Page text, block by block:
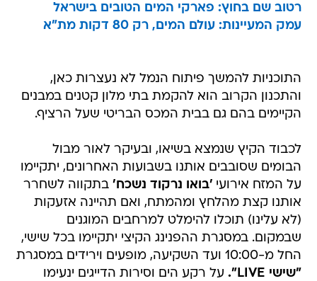
רטוב שם בחוץ: פארקי המים הטובים בישראל
עמק המעיינות: עולם המים, רק 80 דקות מת"א
התוכניות להמשך פיתוח הנמל לא נעצרות כאן,
והתכנון הקרוב הוא להקמת בתי מלון קטנים במבנים
הקיימים בהם גם בבית המכס הבריטי שעל הרציף.
לכבוד הקיץ שנמצא בשיאו, ובעיקר לאור מבול
הבומים שסובבים אותנו בשבועות האחרונים, יתקיימו
על המזח אירועי'בואו נרקוד נשכח' בתקווה לשחרר
אותנו קצת מהלחץ ומהמתח, ואם תהיינה אזעקות
(לא עלינו) תוכלו להימלט למרחבים המוגנים
שבמקום. במסגרת ההפנינג הקיצי יתקיימו בכל שישי,
החל מ-10:00 ועד השקיעה, מופעים וירידים במסגרת
"שישי LIVE".
על רקע הים וסירות הדייגים ינעימו